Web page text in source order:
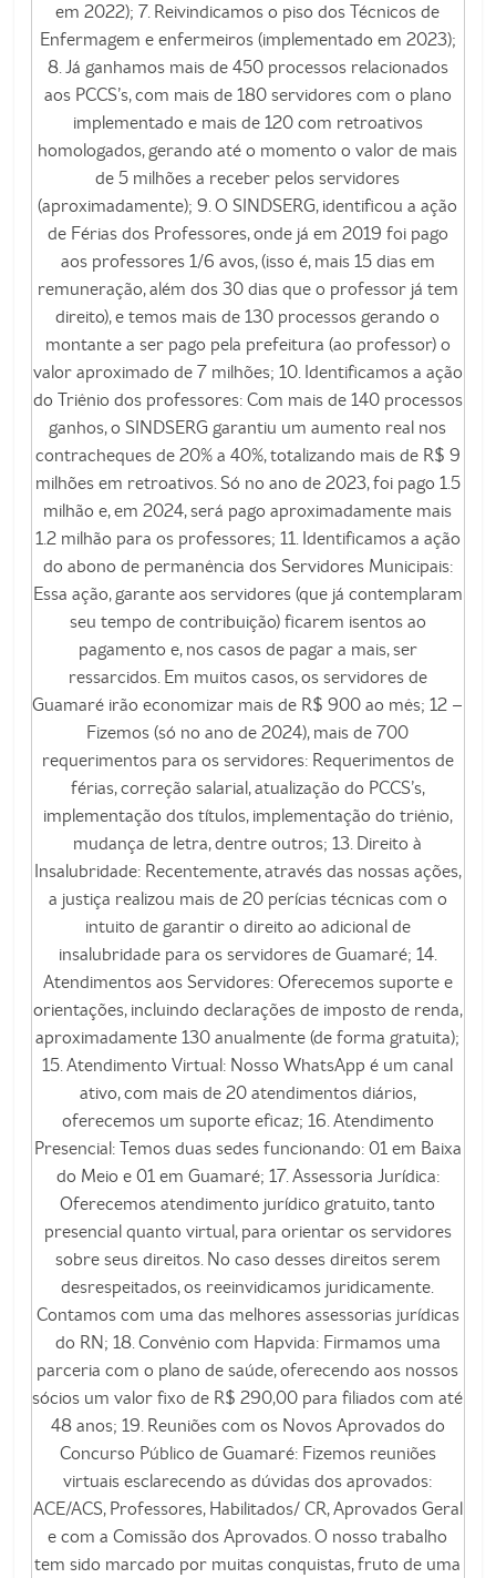
em 2022); 7. Reivindicamos o piso dos Técnicos de
Enfermagem e enfermeiros (implementado em 2023);
8. Já ganhamos mais de 450 processos relacionados
aos PCCS’s, com mais de 180 servidores com o plano
implementado e mais de 120 com retroativos
homologados, gerando até o momento o valor de mais
de 5 milhões a receber pelos servidores
(aproximadamente); 9. O SINDSERG, identificou a ação
de Férias dos Professores, onde já em 2019 foi pago
aos professores 1/6 avos, (isso é, mais 15 dias em
remuneração, além dos 30 dias que o professor já tem
direito), e temos mais de 130 processos gerando o
montante a ser pago pela prefeitura (ao professor) o
valor aproximado de 7 milhões; 10. Identificamos a ação
do Triênio dos professores: Com mais de 140 processos
ganhos, o SINDSERG garantiu um aumento real nos
contracheques de 20% a 40%, totalizando mais de R$ 9
milhões em retroativos. Só no ano de 2023, foi pago 1.5
milhão e, em 2024, será pago aproximadamente mais
1.2 milhão para os professores; 11. Identificamos a ação
do abono de permanência dos Servidores Municipais:
Essa ação, garante aos servidores (que já contemplaram
seu tempo de contribuição) ficarem isentos ao
pagamento e, nos casos de pagar a mais, ser
ressarcidos. Em muitos casos, os servidores de
Guamaré irão economizar mais de R$ 900 ao mês; 12 –
Fizemos (só no ano de 2024), mais de 700
requerimentos para os servidores: Requerimentos de
férias, correção salarial, atualização do PCCS’s,
implementação dos títulos, implementação do triênio,
mudança de letra, dentre outros; 13. Direito à
Insalubridade: Recentemente, através das nossas ações,
a justiça realizou mais de 20 perícias técnicas com o
intuito de garantir o direito ao adicional de
insalubridade para os servidores de Guamaré; 14.
Atendimentos aos Servidores: Oferecemos suporte e
orientações, incluindo declarações de imposto de renda,
aproximadamente 130 anualmente (de forma gratuita);
15. Atendimento Virtual: Nosso WhatsApp é um canal
ativo, com mais de 20 atendimentos diários,
oferecemos um suporte eficaz; 16. Atendimento
Presencial: Temos duas sedes funcionando: 01 em Baixa
do Meio e 01 em Guamaré; 17. Assessoria Jurídica:
Oferecemos atendimento jurídico gratuito, tanto
presencial quanto virtual, para orientar os servidores
sobre seus direitos. No caso desses direitos serem
desrespeitados, os reeinvidicamos juridicamente.
Contamos com uma das melhores assessorias jurídicas
do RN; 18. Convênio com Hapvida: Firmamos uma
parceria com o plano de saúde, oferecendo aos nossos
sócios um valor fixo de R$ 290,00 para filiados com até
48 anos; 19. Reuniões com os Novos Aprovados do
Concurso Público de Guamaré: Fizemos reuniões
virtuais esclarecendo as dúvidas dos aprovados:
ACE/ACS, Professores, Habilitados/ CR, Aprovados Geral
e com a Comissão dos Aprovados. O nosso trabalho
tem sido marcado por muitas conquistas, fruto de uma